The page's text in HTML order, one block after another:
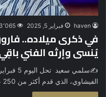
haven فبراير 5, 2025
في ذكرى ميلاده..
يُنسى وإرثه الفني
✍️سلمي
الفيشاوي، الذي قدم أكثر من 250 عملًا فنيًا ونجح…